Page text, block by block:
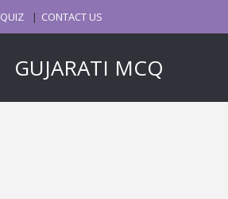
QUIZ CONTACT US
GUJARATI MCQ